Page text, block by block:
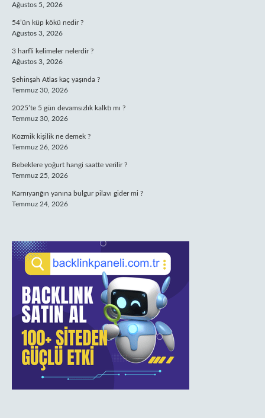
Ağustos 5, 2026
54’ün küp kökü nedir ?
Ağustos 3, 2026
3 harfli kelimeler nelerdir ?
Ağustos 3, 2026
Şehinşah Atlas kaç yaşında ?
Temmuz 30, 2026
2025’te 5 gün devamsızlık kalktı mı ?
Temmuz 30, 2026
Kozmik kişilik ne demek ?
Temmuz 26, 2026
Bebeklere yoğurt hangi saatte verilir ?
Temmuz 25, 2026
Karnıyarığın yanına bulgur pilavı gider mi ?
Temmuz 24, 2026